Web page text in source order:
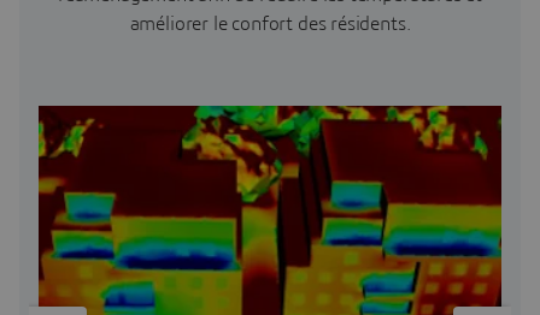
améliorer le confort des résidents.